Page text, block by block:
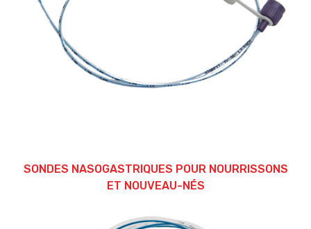
SONDES NASOGASTRIQUES POUR NOURRISSONS
ET NOUVEAU-NÉS